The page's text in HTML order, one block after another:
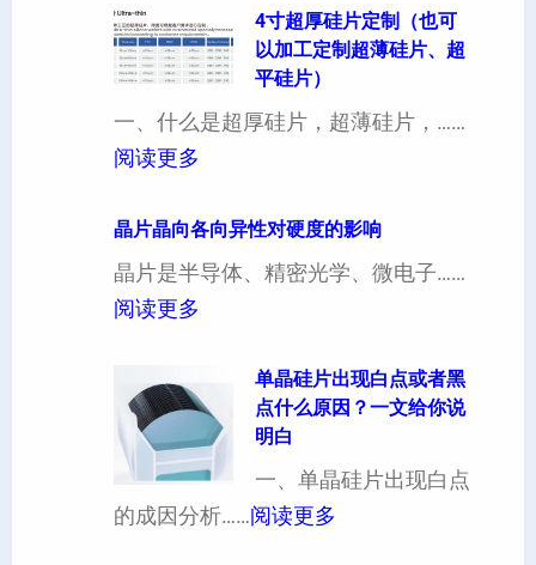
4寸超厚硅片定制（也可
以加工定制超薄硅片、超
平硅片）
一、什么是超厚硅片，超薄硅片，……
阅读更多
寸
超
定
制
（
也
晶片晶向各向异性对硬度的影响
晶片是半导体、精密光学、微电子……
阅读更多
晶
向
各
向
单晶硅片出现白点或者黑
点什么原因？一文给你说
明白
一、单晶硅片出现白点
的成因分析……阅读更多